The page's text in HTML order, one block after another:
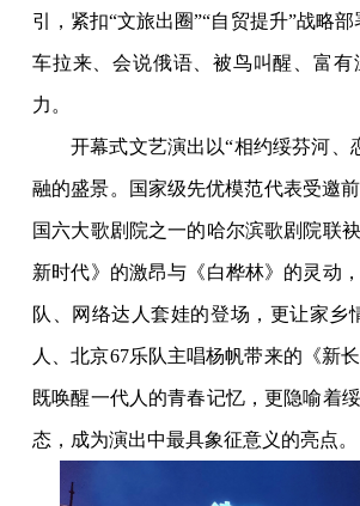
引，紧扣“文旅出圈”“自贸提升”战略
车拉来、会说俄语、被鸟叫醒、富
力。
开幕式文艺演出以“相约绥芬河
融的盛景。国家级先优模范代表受邀
国六大歌剧院之一的哈尔滨歌剧院联
新时代》的激昂与《白桦林》的灵动
队、网络达人套娃的登场，更让家
人、北京67乐队主唱杨帆带来的《新
既唤醒一代人的青春记忆，更隐喻着
态，成为演出中最具象征意义的亮点。